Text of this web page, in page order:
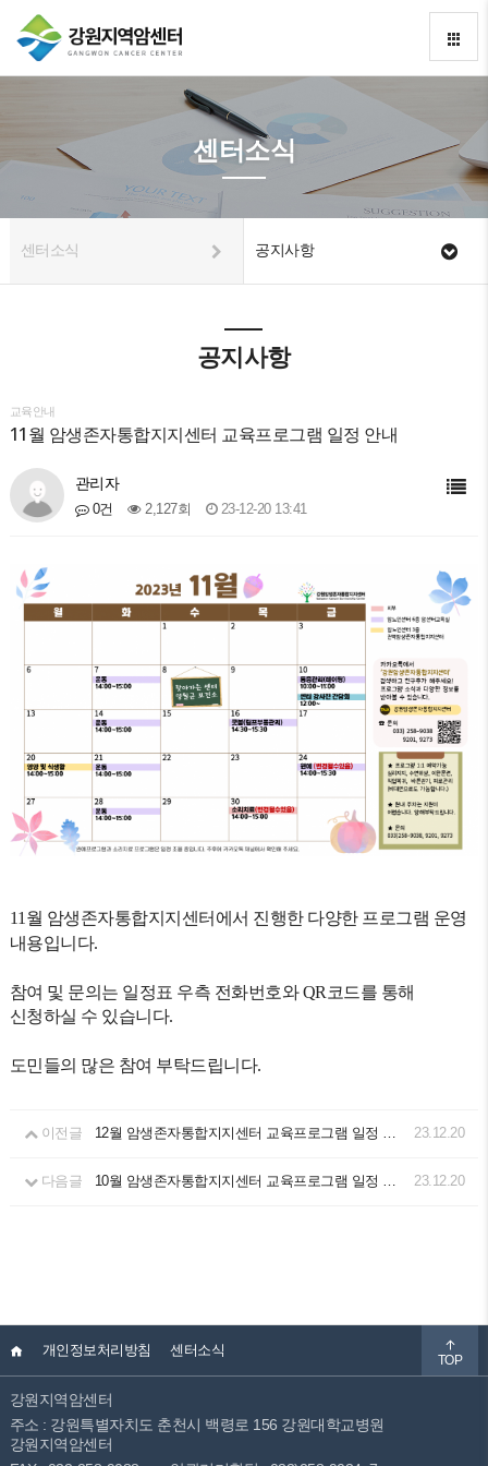
센터소식
센터소식 공지사항
공지사항
교육안내
11월 암생존자통합지지센터 교육프로그램 일정 안내
관리자
0건 2,127회 23-12-20 13:41
11월 암생존자통합지지센터에서 진행한 다양한 프로그램 운영
내용입니다.
참여 및 문의는 일정표 우측 전화번호와 QR코드를 통해
신청하실 수 있습니다.
도민들의 많은 참여 부탁드립니다.
이전글 12월 암생존자통합지지센터 교육프로그램 일정 안내 23.12.20
다음글 10월 암생존자통합지지센터 교육프로그램 일정 안내 23.12.20
개인정보처리방침 센터소식
TOP
강원지역암센터
주소 : 강원특별자치도 춘천시 백령로 156 강원대학교병원
강원지역암센터